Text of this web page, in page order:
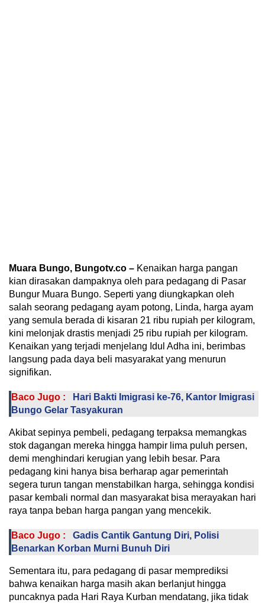
Muara Bungo, Bungotv.co – Kenaikan harga pangan
kian dirasakan dampaknya oleh para pedagang di Pasar
Bungur Muara Bungo. Seperti yang diungkapkan oleh
salah seorang pedagang ayam potong, Linda, harga ayam
yang semula berada di kisaran 21 ribu rupiah per kilogram,
kini melonjak drastis menjadi 25 ribu rupiah per kilogram.
Kenaikan yang terjadi menjelang Idul Adha ini, berimbas
langsung pada daya beli masyarakat yang menurun
signifikan.
Baco Jugo :
Hari Bakti Imigrasi ke-76, Kantor Imigrasi
Bungo Gelar Tasyakuran
Akibat sepinya pembeli, pedagang terpaksa memangkas
stok dagangan mereka hingga hampir lima puluh persen,
demi menghindari kerugian yang lebih besar. Para
pedagang kini hanya bisa berharap agar pemerintah
segera turun tangan menstabilkan harga, sehingga kondisi
pasar kembali normal dan masyarakat bisa merayakan hari
raya tanpa beban harga pangan yang mencekik.
Baco Jugo :
Gadis Cantik Gantung Diri, Polisi
Benarkan Korban Murni Bunuh Diri
Sementara itu, para pedagang di pasar memprediksi
bahwa kenaikan harga masih akan berlanjut hingga
puncaknya pada Hari Raya Kurban mendatang, jika tidak